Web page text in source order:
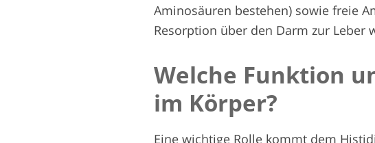
Aminosäuren bestehen) sowie freie
Resorption über den Darm zur Leber
Welche Funktion
im Körper?
Eine wichtige Rolle kommt dem